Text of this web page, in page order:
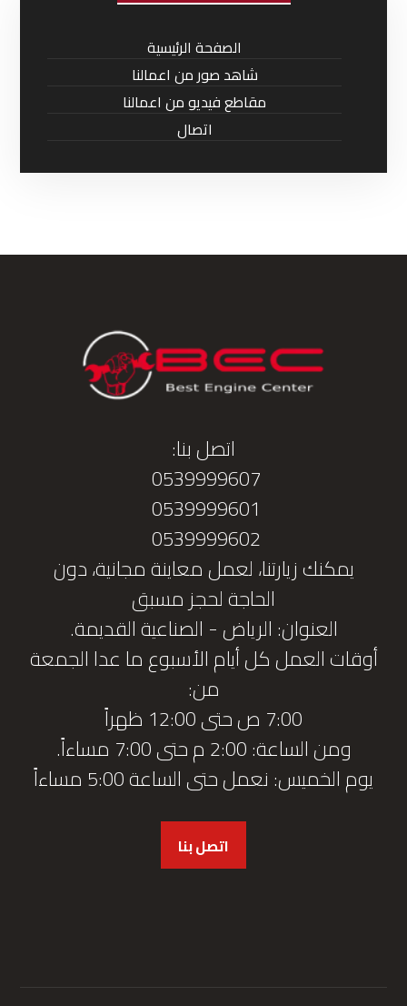
الصفحة الرئيسية
شاهد صور من اعمالنا
مقاطع فيديو من اعمالنا
اتصال
اتصل بنا:
0539999607
0539999601
0539999602
يمكنك زيارتنا، لعمل معاينة مجانية، دون
الحاجة لحجز مسبق
العنوان: الرياض - الصناعية القديمة.
أوقات العمل كل أيام الأسبوع ما عدا الجمعة
من:
7:00 ص حتى 12:00 ظهراً
ومن الساعة: 2:00 م حتى 7:00 مساءاً.
يوم الخميس: نعمل حتى الساعة 5:00 مساءاً
اتصل بنا